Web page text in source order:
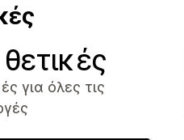
για όλες τις